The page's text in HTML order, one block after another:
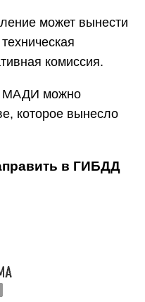
может вынести
комиссия.
МАДИ можно
которое вынесло
в ГИБДД